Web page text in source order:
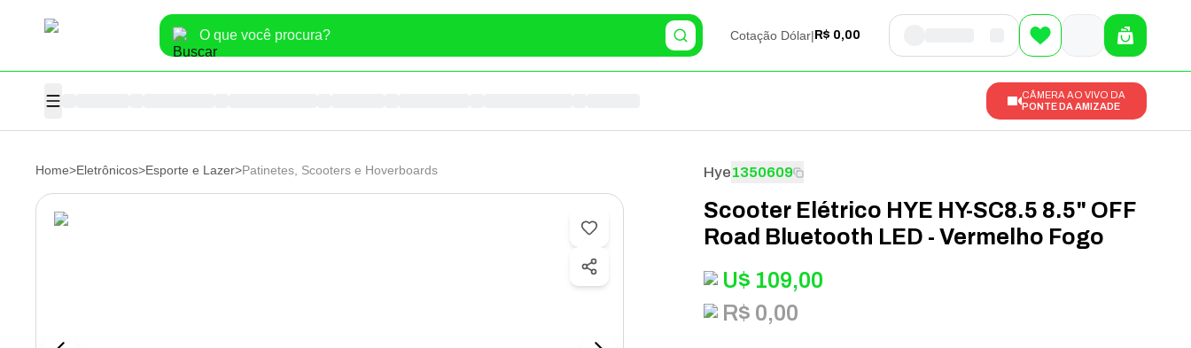
Cotação Dólar| R$ 0,00
CÂMERA AO VIVO DA
PONTE DA AMIZADE
Home>Eletrônicos>Esporte e Lazer>Patinetes, Scooters e Hoverboards Hye1350609
Scooter Elétrico HYE HY-SC8.5 8.5" OFF
Road Bluetooth LED - Vermelho Fogo
U$ 109,00
R$ 0,00